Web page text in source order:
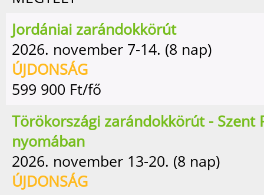
Jordániai zarándokkörút
2026. november 7-14. (8 nap)
ÚJDONSÁG
599 900 Ft/fő
Törökországi zarándokkörút - Szent
nyomában
2026. november 13-20. (8 nap)
ÚJDONSÁG